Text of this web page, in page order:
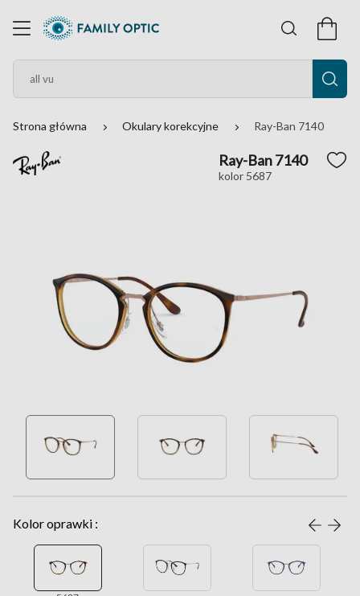
Strona główna Okulary korekcyjne Ray-Ban 7140
Ray-Ban 7140
kolor 5687
Kolor oprawki :